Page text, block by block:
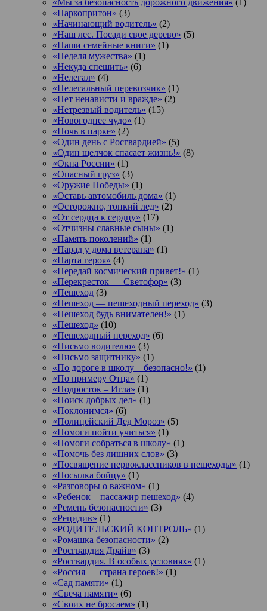
«Наркопритон» (3)
«Начинающий водитель» (2)
«Наш лес. Посади свое дерево» (5)
«Наши семейные книги» (1)
«Неделя мужества» (1)
«Некуда спешить» (6)
«Нелегал» (4)
«Нелегальный перевозчик» (1)
«Нет ненависти и вражде» (2)
«Нетрезвый водитель» (15)
«Новогоднее чудо» (1)
«Ночь в парке» (2)
«Один день с Росгвардией» (5)
«Один щелчок спасает жизнь!» (8)
«Окна России» (1)
«Опасный груз» (3)
«Оружие Победы» (1)
«Оставь автомобиль дома» (1)
«Осторожно, тонкий лед» (2)
«От сердца к сердцу» (17)
«Отчизны славные сыны» (1)
«Память поколений» (1)
«Парад у дома ветерана» (1)
«Парта героя» (4)
«Передай космический привет!» (1)
«Перекресток — Светофор» (3)
«Пешеход (3)
«Пешеход — пешеходный переход» (3)
«Пешеход будь внимателен!» (1)
«Пешеход» (10)
«Пешеходный переход» (6)
«Письмо водителю» (3)
«Письмо защитнику» (1)
«По дороге в школу – безопасно!» (1)
«По примеру Отца» (1)
«Подросток ‒ Игла» (1)
«Поиск добрых дел» (1)
«Поклонимся» (6)
«Полицейский Дед Мороз» (5)
«Помоги пойти учиться» (1)
«Помоги собраться в школу» (1)
«Помочь без лишних слов» (3)
«Посвящение первоклассников в пешеходы» (1)
«Посылка бойцу» (1)
«Разговоры о важном» (1)
«Ребенок – пассажир пешеход» (4)
«Ремень безопасности» (3)
«Рецидив» (1)
«РОДИТЕЛЬСКИЙ КОНТРОЛЬ» (1)
«Ромашка безопасности» (2)
«Росгвардия Драйв» (3)
«Росгвардия. В особых условиях» (1)
«Россия — страна героев!» (1)
«Сад памяти» (1)
«Свеча памяти» (6)
«Своих не бросаем» (1)